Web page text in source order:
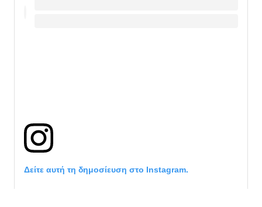
Δείτε αυτή τη δημοσίευση στο Instagram.